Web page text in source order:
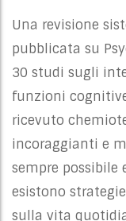
Una revisione
pubblicata su
30 studi sugli
funzioni
ricevuto
incoraggianti e
sempre
esistono
sulla vita